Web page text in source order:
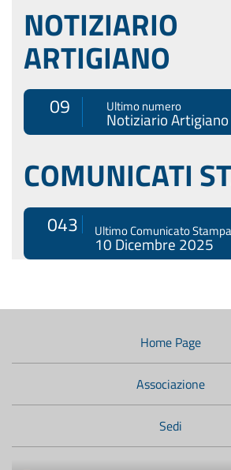
NOTIZIARIO
ARTIGIANO
09 Ultimo numero
Notiziario Artigiano
COMUNICATI
043 Ultimo Comunicato Stampa
10 Dicembre 2025
Home Page
Associazione
Sedi